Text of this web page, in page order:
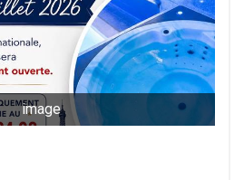
image